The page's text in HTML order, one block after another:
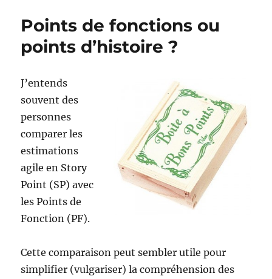
une
pratique
Points de fonctions ou
points d’histoire ?
J’entends
souvent des
personnes
comparer les
estimations
agile en Story
Point (SP) avec
les Points de
Fonction (PF).
Cette comparaison peut sembler utile pour
simplifier (vulgariser) la compréhension des